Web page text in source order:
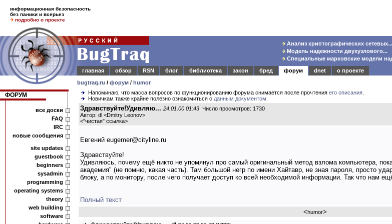
информационная безопасность
без паники и всерьез
подробно о проекте
Анализ криптографических сетевых...
Модель надежности двухузлового...
Специальные марковские модели
главная
обзор RSN блог библиотека закон бред форум dnet
о проекте
bugtraq.ru / форум / humor
ФОРУМ
все доски
FAQ
IRC
новые сообщения
site updates
guestbook
beginners
sysadmin
programming
operating systems
theory
web building
software
Напоминаю, что масса вопросов по функционированию форума снимается после прочтения его описания
Новичкам также крайне полезно ознакомиться с данным документом
Здравствуйте!Удивляю... 24.01.00 01:43 Число просмотров: 1730
Автор: dl <Dmitry Leonov>
<"чистая" ссылка>
Евгений eugemer@cityline.ru
Здравствуйте!
Удивляюсь, почему ещё никто не упомянул про самый оригинальный метод взлома компьютера,
академия" (не помню, какая часть). Там большой негр по имени Хайтавр, не зная пароля, просто
блоку, а по монитору, после чего получает доступ ко всей необходимой информации. Так что нам
Полный текст
<humor>